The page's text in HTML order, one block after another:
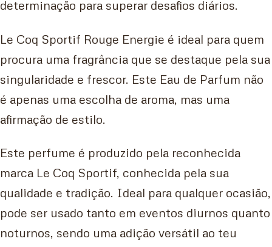
determinação para superar desafios diários.
Le Coq Sportif Rouge Energie é ideal para quem
procura uma fragrância que se destaque pela sua
singularidade e frescor. Este Eau de Parfum não
é apenas uma escolha de aroma, mas uma
afirmação de estilo.
Este perfume é produzido pela reconhecida
marca Le Coq Sportif, conhecida pela sua
qualidade e tradição. Ideal para qualquer ocasião,
pode ser usado tanto em eventos diurnos quanto
noturnos, sendo uma adição versátil ao teu